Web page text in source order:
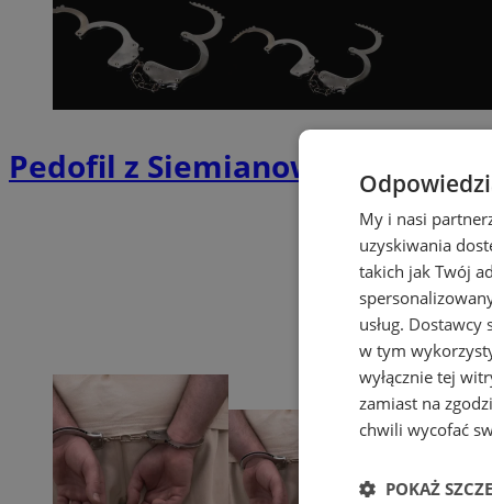
Pedofil z Siemianowic
My i nasi
uzyskiwania
takich jak Twój
usług. Dostawcy
w tym
wyłącznie tej
zamiast na
chwili wycofać
POKAŻ